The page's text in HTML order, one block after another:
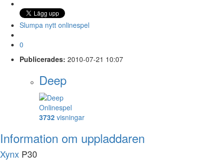
Slumpa nytt onlinespel
0
Publicerades: 2010-07-21 10:07
Deep
Onlinespel
3732 visningar
Information om uppladdaren
Xynx P30